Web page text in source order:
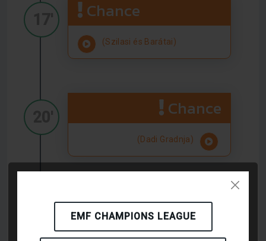
EMF CHAMPIONS LEAGUE
Chance
(Szilasi és Barátai)
Chance
(Dadi Gradnja)
Chance
(Szilasi és Barátai)